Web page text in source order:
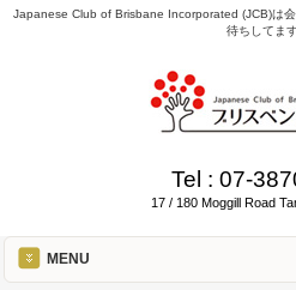
Japanese Club of Brisbane Incorporated (JCB)は
待ちしてます
Tel : 07-
17 / 180 Moggill Road
MENU